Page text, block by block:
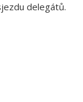
delegátů.